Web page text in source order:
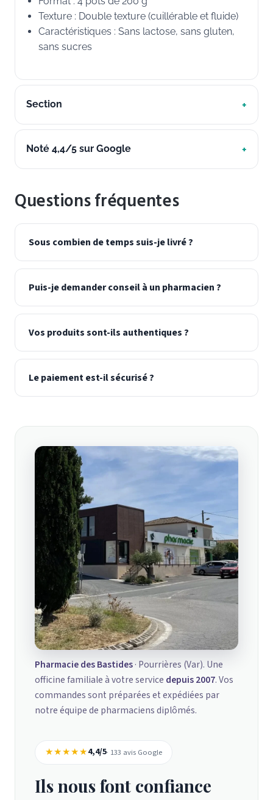
Texture : Double texture (cuillérable et fluide)
Caractéristiques : Sans lactose, sans gluten,
sans sucres
Section
Noté 4,4/5 sur Google
Questions fréquentes
Sous combien de temps suis-je livré ?
Puis-je demander conseil à un pharmacien ?
Vos produits sont-ils authentiques ?
Le paiement est-il sécurisé ?
Pharmacie des Bastides· Pourrières (Var). Une
officine familiale à votre service depuis 2007. Vos
commandes sont préparées et expédiées par
notre équipe de pharmaciens diplômés.
★★★★★4,4/5· 133 avis Google
Ils nous font confiance